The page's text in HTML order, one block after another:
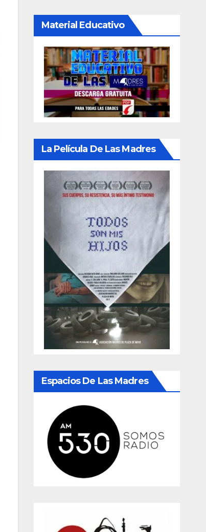
Material Educativo
La Película De Las Madres
Espacios De Las Madres